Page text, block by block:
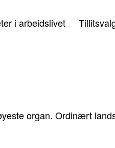
i arbeidslivet
organ. Ordinært